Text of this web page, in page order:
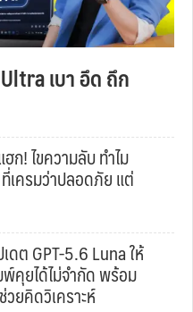
เบา อึด ถึก
ก! ไขความลับ ทำไม
เครมว่าปลอดภัย แต่
ดต GPT-5.6 Luna ให้
คุยได้ไม่จำกัด พร้อม
ยคิดวิเคราะห์